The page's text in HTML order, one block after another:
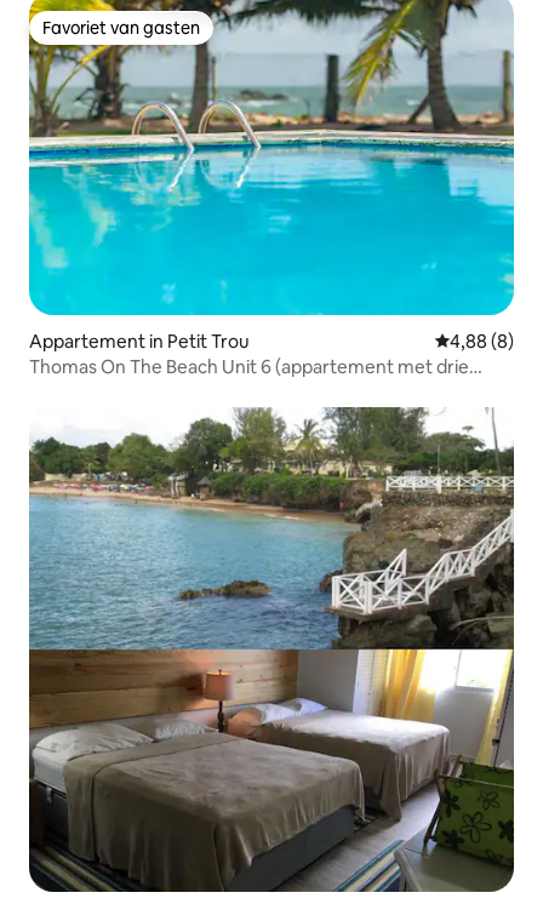
Favoriet van gasten
Favoriet van gasten
Appartement in Petit Trou Gemiddelde
4,88 (8)
Thomas On The Beach Unit 6 (appartement met drie